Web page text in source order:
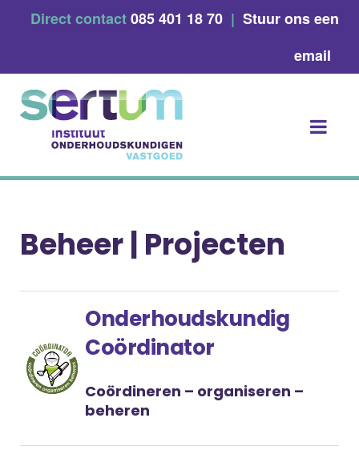
Direct contact085 401 18 70 | Stuur ons een
email
Beheer | Projecten
Onderhoudskundig
Coördinator
Coördineren – organiseren –
beheren